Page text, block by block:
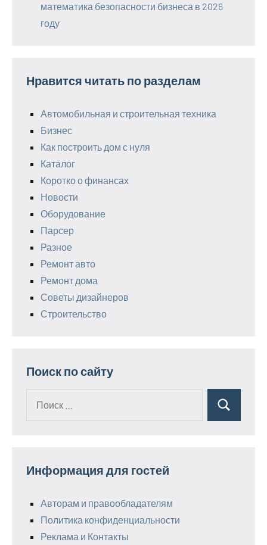
математика безопасности бизнеса в 2026
году
Нравится читать по разделам
Автомобильная и строительная техника
Бизнес
Как построить дом с нуля
Каталог
Коротко о финансах
Новости
Оборудование
Парсер
Разное
Ремонт авто
Ремонт дома
Советы дизайнеров
Строительство
Поиск по сайту
Поиск
Информация для гостей
Авторам и правообладателям
Политика конфиденциальности
Реклама и Контакты